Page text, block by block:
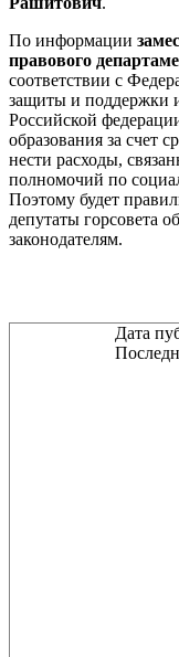
По информации
правового
соответствии с
защиты и поддержки
Российской
образования за счет
нести расходы,
полномочий по
Поэтому будет
депутаты горсовета
законодателям.
Дата